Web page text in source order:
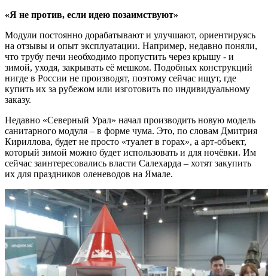
«Я не против, если идею позаимствуют»
Модули постоянно дорабатывают и улучшают, ориентируясь
на отзывы и опыт эксплуатации. Например, недавно поняли,
что трубу печи необходимо пропустить через крышу - и
зимой, уходя, закрывать её мешком. Подобных конструкций
нигде в России не производят, поэтому сейчас ищут, где
купить их за рубежом или изготовить по индивидуальному
заказу.
Недавно «Северный Урал» начал производить новую модель
санитарного модуля – в форме чума. Это, по словам Дмитрия
Кириллова, будет не просто «туалет в горах», а арт-объект,
который зимой можно будет использовать и для ночёвки. Им
сейчас заинтересовались власти Салехарда – хотят закупить
их для праздников оленеводов на Ямале.